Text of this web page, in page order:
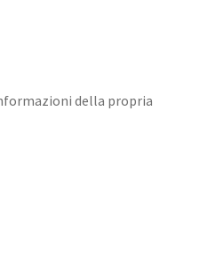
della propria